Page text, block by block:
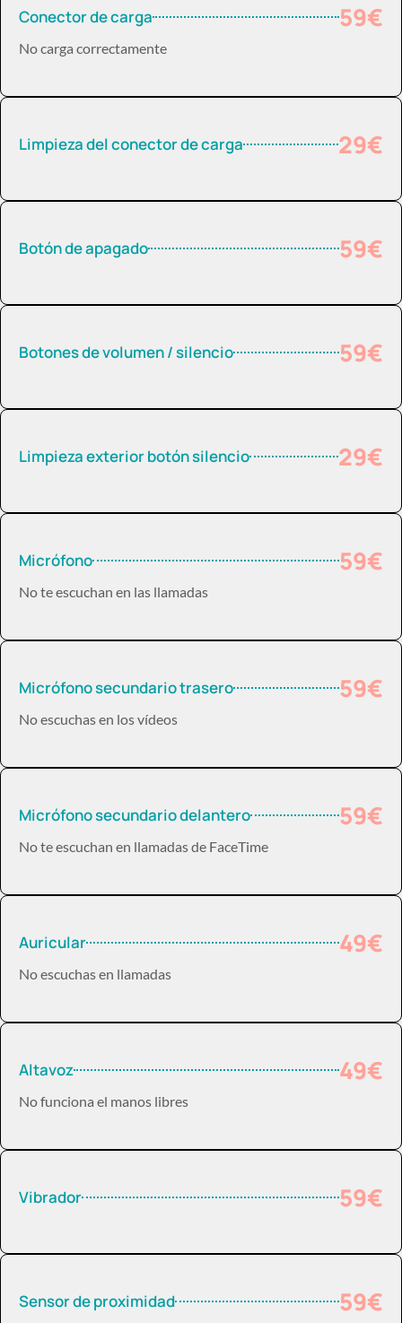
Conector de carga 59€
No carga correctamente
Limpieza del conector de carga 29€
Botón de apagado 59€
Botones de volumen / silencio 59€
Limpieza exterior botón silencio 29€
Micrófono 59€
No te escuchan en las llamadas
Micrófono secundario trasero 59€
No escuchas en los vídeos
Micrófono secundario delantero 59€
No te escuchan en llamadas de FaceTime
Auricular 49€
No escuchas en llamadas
Altavoz 49€
No funciona el manos libres
Vibrador 59€
Sensor de proximidad 59€